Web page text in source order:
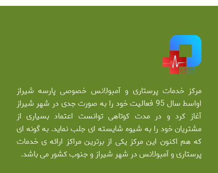
مرکز خدمات پرستاری و آمبولانس خصوصی پارسه شیراز
اواسط سال 95 فعالیت خود را به صورت جدی در شهر شیراز
آغاز کرد و در مدت کوتاهی توانست اعتماد بسیاری از
مشتریان خود را به شیوه شایسته ای جلب نماید. به گونه ای
که هم اکنون این مرکز یکی از برترین مراکز ارائه ی خدمات
پرستاری و آمبولانس در شهر شیراز و جنوب کشور می باشد.